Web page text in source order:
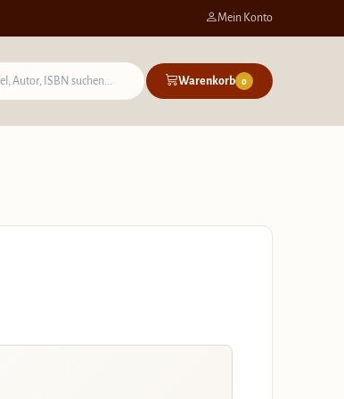
Mein Konto
Warenkorb 0